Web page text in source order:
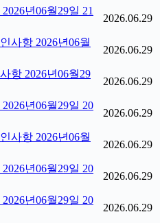
년06월29일 21
2026.06.29
사항 2026년06월
2026.06.29
항 2026년06월29
2026.06.29
년06월29일 20
2026.06.29
사항 2026년06월
2026.06.29
년06월29일 20
2026.06.29
년06월29일 20
2026.06.29